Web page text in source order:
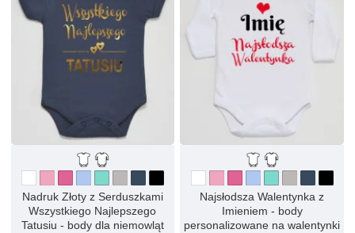
Nadruk Złoty z Serduszkami
Wszystkiego Najlepszego
Tatusiu - body dla niemowląt
Najsłodsza Walentynka z
Imieniem - body
personalizowane na walentynki